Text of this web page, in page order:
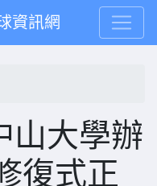
資訊網
山大學辦
復式正